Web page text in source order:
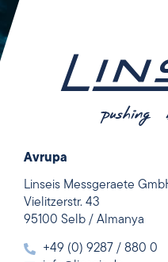
Avrupa
Linseis Messgeraete
Vielitzerstr. 43
95100 Selb / Almanya
+49 (0) 9287 / 880 0